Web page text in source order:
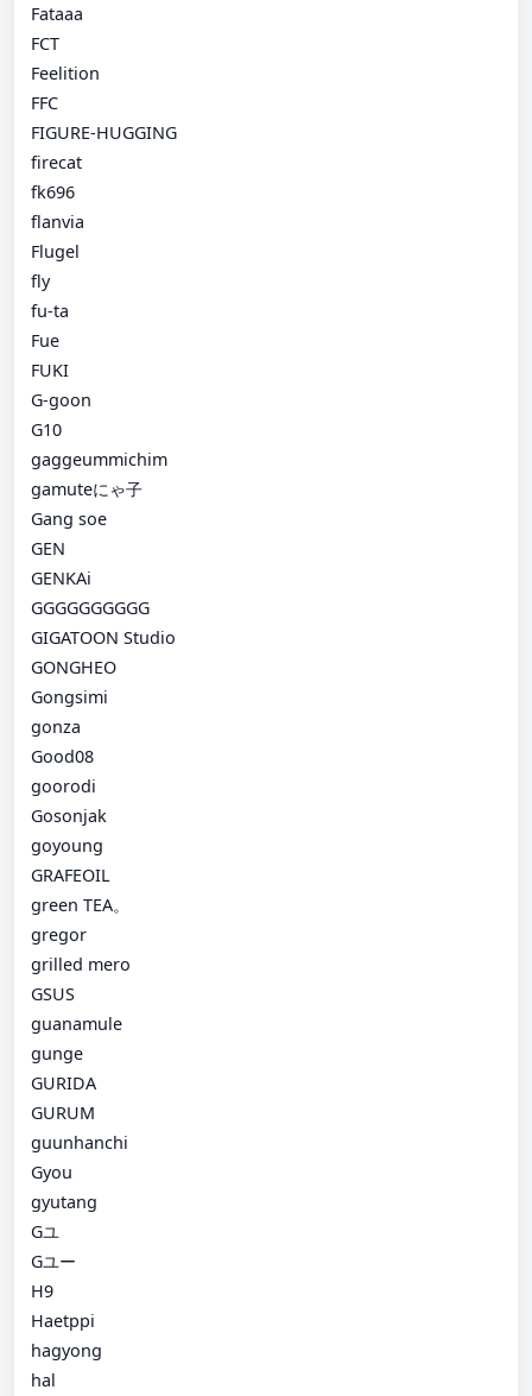
Fataaa
FCT
Feelition
FFC
FIGURE-HUGGING
firecat
fk696
flanvia
Flugel
fly
fu-ta
Fue
FUKI
G-goon
G10
gaggeummichim
gamuteにゃ子
Gang soe
GEN
GENKAi
GGGGGGGGGG
GIGATOON Studio
GONGHEO
Gongsimi
gonza
Good08
goorodi
Gosonjak
goyoung
GRAFEOIL
green TEA。
gregor
grilled mero
GSUS
guanamule
gunge
GURIDA
GURUM
guunhanchi
Gyou
gyutang
Gユ
Gユー
H9
Haetppi
hagyong
hal